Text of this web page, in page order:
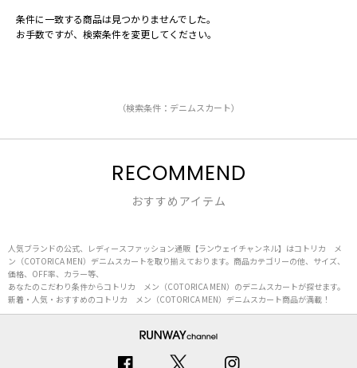
条件に一致する商品は見つかりませんでした。
お手数ですが、検索条件を変更してください。
（検索条件：デニムスカート）
RECOMMEND
おすすめアイテム
人気ブランドの公式、レディースファッション通販【ランウェイチャンネル】はコトリカ メ
ン（COTORICA MEN）デニムスカートを取り揃えております。商品カテゴリーの他、サイズ、
価格、OFF率、カラー等、
あなたのこだわり条件からコトリカ メン（COTORICA MEN）のデニムスカートが探せます。
新着・人気・おすすめのコトリカ メン（COTORICA MEN）デニムスカート商品が満載！